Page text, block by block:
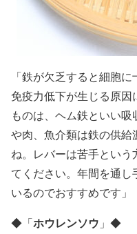
「鉄が欠乏すると細胞
免疫力低下が生じる原
ものは、ヘム鉄といい
や肉、魚介類は鉄の供給
ね。レバーは苦手とい
てください。年間を通
いるのでおすすめです」
◆ 「ホウレンソウ 」 ◆